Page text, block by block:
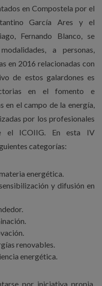
en Compostela por el
García Ares y el
Fernando Blanco, se
a personas,
en 2016 relacionadas con
de estos galardones es
en el fomento e
en el campo de la energía,
por los profesionales
el ICOIIG. En esta IV
categorías:
energética.
y difusión en
renovables.
energética.
por iniciativa propia,